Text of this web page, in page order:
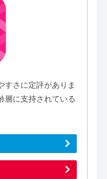
すさに定評がありま
層に支持されている